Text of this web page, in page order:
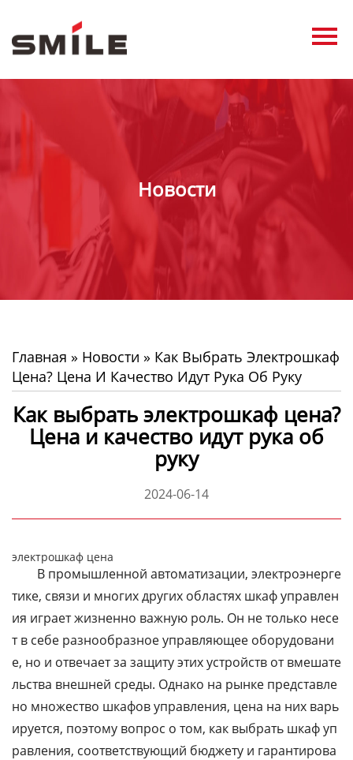
Продукция
О нас
Контакты Новости
Главная » Новости » Как Выбрать Электрошкаф
Цена? Цена И Качество Идут Рука Об Руку
Как выбрать электрошкаф цена?
Цена и качество идут рука об
руку
2024-06-14
электрошкаф цена
В промышленной автоматизации, электроэнерге
тике, связи и многих других областях шкаф управлен
ия играет жизненно важную роль. Он не только несе
т в себе разнообразное управляющее оборудовани
е, но и отвечает за защиту этих устройств от вмешате
льства внешней среды. Однако на рынке представле
но множество шкафов управления, цена на них варь
ируется, поэтому вопрос о том, как выбрать шкаф уп
равления, соответствующий бюджету и гарантирова